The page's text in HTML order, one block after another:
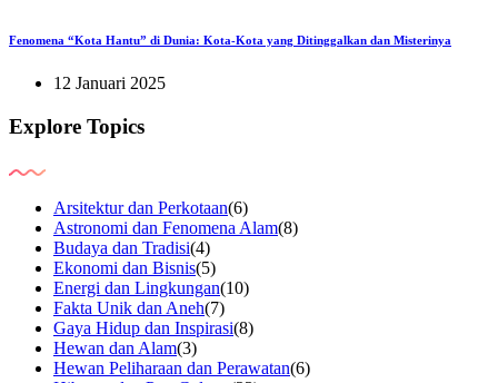
Fenomena “Kota Hantu” di Dunia: Kota-Kota yang Ditinggalkan dan Misterinya
12 Januari 2025
Explore Topics
Arsitektur dan Perkotaan(6)
Astronomi dan Fenomena Alam(8)
Budaya dan Tradisi(4)
Ekonomi dan Bisnis(5)
Energi dan Lingkungan(10)
Fakta Unik dan Aneh(7)
Gaya Hidup dan Inspirasi(8)
Hewan dan Alam(3)
Hewan Peliharaan dan Perawatan(6)